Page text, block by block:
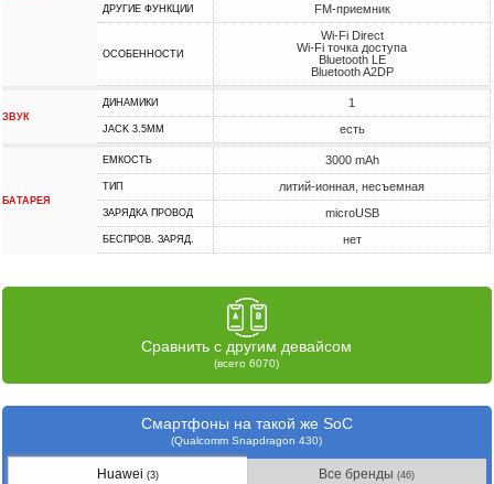
ДРУГИЕ ФУНКЦИИ FM-приемник
ОСОБЕННОСТИ
Wi-Fi Direct
Wi-Fi точка доступа
Bluetooth LE
Bluetooth A2DP
ЗВУК
ДИНАМИКИ 1
JACK 3.5MM есть
БАТАРЕЯ
ЕМКОСТЬ 3000 mAh
ТИП литий-ионная, несъемная
ЗАРЯДКА ПРОВОД microUSB
БЕСПРОВ. ЗАРЯД. нет
Сравнить с другим девайсом
(всего 6070)
Смартфоны на такой же SoC
(Qualcomm Snapdragon 430)
Huawei (3) Все бренды(46)